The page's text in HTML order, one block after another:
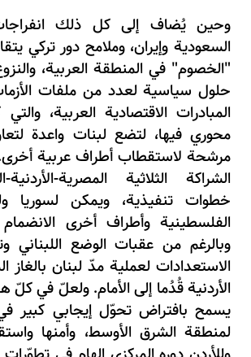
وحين يُضاف إلى كل ذلك
السعودية وإيران، وملامح دور تركي
"الخصوم" في المنطقة العربية،
حلول سياسية لعدد من ملفات
المبادرات الاقتصادية العربية،
محوري فيها، لتضع لبنات واعدة
مرشحة لاستقطاب أطراف عربية
الشراكة الثلاثية المصرية-
خطوات تنفيذية، ويمكن لسوريا
الفلسطينية وأطراف أخرى الانضمام
وبالرغم من عقبات الوضع اللبناني
الاستعدادات لعملية مدّ لبنان بالغاز
الأردنية قُدُما إلى الأمام. ولعلّ في كلّ
يسمح بافتراض تحوّل إيجابي كبير
لمنطقة الشرق الأوسط، وأمنها